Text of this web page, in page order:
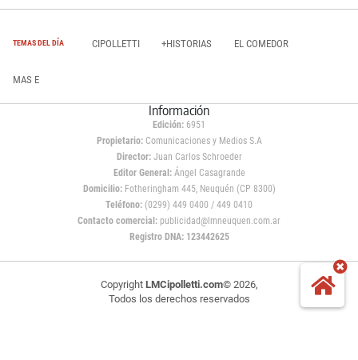
TEMAS DEL DÍA CIPOLLETTI +HISTORIAS EL COMEDOR
MAS E
Información
Edición: 6951
Propietario:Comunicaciones y Medios S.A
Director: Juan Carlos Schroeder
Editor General:Ángel Casagrande
Domicilio:Fotheringham 445, Neuquén (CP 8300)
Teléfono: (0299) 449 0400 / 449 0410
Contacto comercial: publicidad@lmneuquen.com.ar
Registro DNA: 123442625
Copyright LMCipolletti.com© 2026,
Todos los derechos reservados